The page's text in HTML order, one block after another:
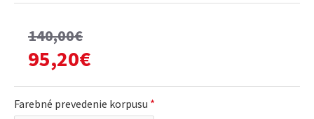
140,00€
95,20€
Farebné prevedenie korpusu